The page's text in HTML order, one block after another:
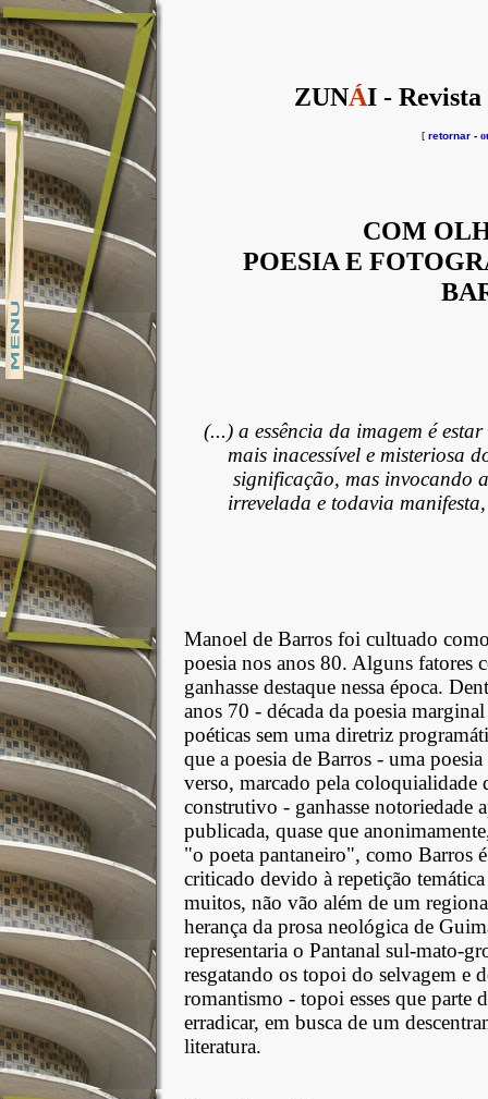
ZUNÁI - Revista
[ retornar -
COM
POESIA E
(...) a essência da imagem é
mais inacessível e misteriosa
significação, mas invocando
irrevelada e todavia
Manoel de Barros foi cultuado
poesia nos anos 80. Alguns fatores
ganhasse destaque nessa época.
anos 70 - década da poesia
poéticas sem uma diretriz
que a poesia de Barros - uma
verso, marcado pela coloquialidade
construtivo - ganhasse notoriedade
publicada, quase que
"o poeta pantaneiro", como Barros
criticado devido à repetição
muitos, não vão além de um
herança da prosa neológica de
representaria o Pantanal sul-mato-
resgatando os topoi do selvagem e
romantismo - topoi esses que parte
erradicar, em busca de um
literatura.